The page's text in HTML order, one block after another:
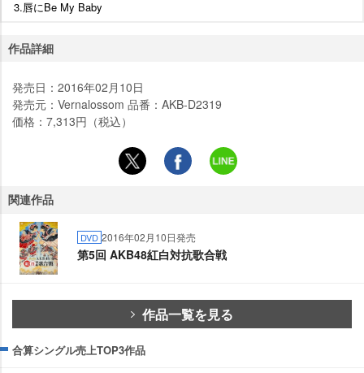
3.唇にBe My Baby
作品詳細
発売日：2016年02月10日
発売元：Vernalossom 品番：AKB-D2319
価格：7,313円（税込）
関連作品
DVD 2016年02月10日発売
第5回 AKB48紅白対抗歌合戦
作品一覧を見る
合算シングル売上TOP3作品